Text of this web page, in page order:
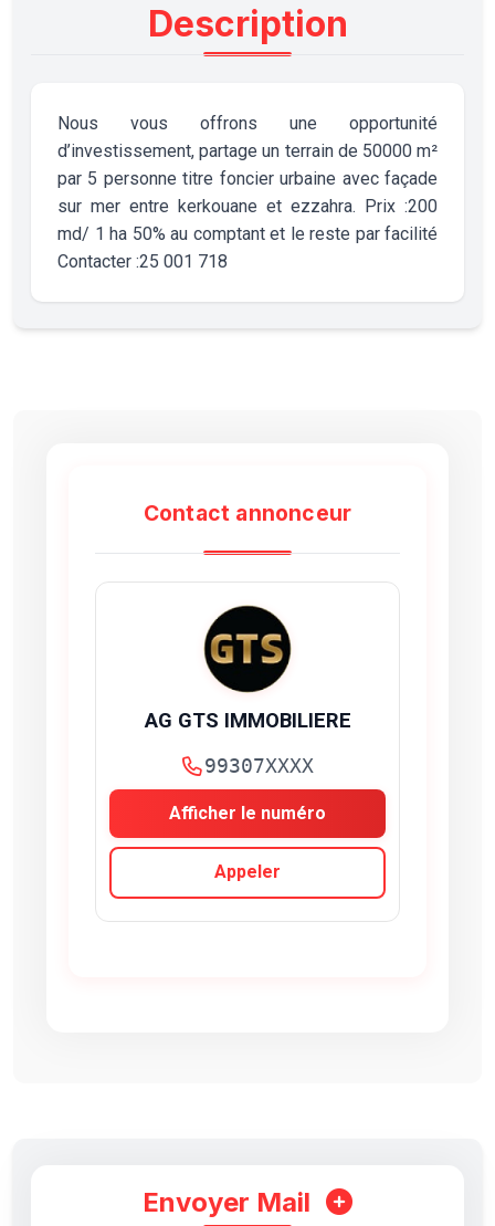
Description
Nous vous offrons une opportunité
d’investissement, partage un terrain de 50000 m²
par 5 personne titre foncier urbaine avec façade
sur mer entre kerkouane et ezzahra. Prix :200
md/ 1 ha 50% au comptant et le reste par facilité
Contacter :25 001 718
Contact annonceur
AG GTS IMMOBILIERE
99307XXXX
Afficher le numéro
Appeler
Envoyer Mail